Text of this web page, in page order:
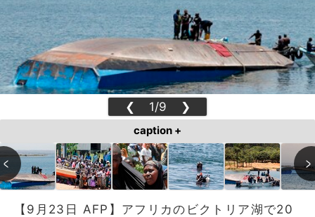
❮ 1/9 ❯
caption +
【9月23日 AFP】アフリカのビクトリア湖で20